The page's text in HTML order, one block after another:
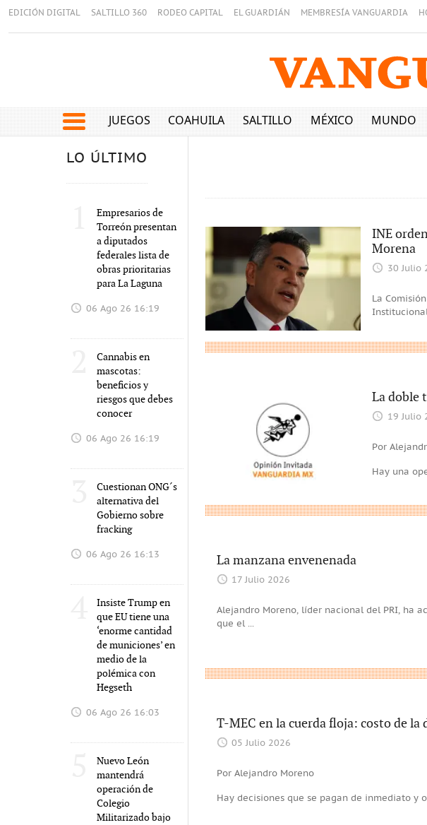
EDICIÓN DIGITAL SALTILLO 360 RODEO CAPITAL EL GUARDIÁN MEMBRESÍA VANGUARDIA
JUEGOS COAHUILA SALTILLO MÉXICO MUNDO
LO ÚLTIMO
Empresarios de
Torreón presentan
a diputados
federales lista de
obras prioritarias
para La Laguna
06 Ago 26 16:19
Cannabis en
mascotas:
beneficios y
riesgos que debes
conocer
06 Ago 26 16:19
Cuestionan ONG´s
alternativa del
Gobierno sobre
fracking
06 Ago 26 16:13
Insiste Trump en
que EU tiene una
‘enorme cantidad
de municiones’ en
medio de la
polémica con
Hegseth
06 Ago 26 16:03
Nuevo León
mantendrá
operación de
Colegio
Militarizado bajo
INE
Morena
30 Julio
La
La doble
19 Julio
Por
Hay una
La manzana envenenada
17 Julio 2026
Alejandro Moreno, líder nacional del PRI, ha
que el ...
T-MEC en la cuerda floja: costo de la
05 Julio 2026
Por Alejandro Moreno
Hay decisiones que se pagan de inmediato y